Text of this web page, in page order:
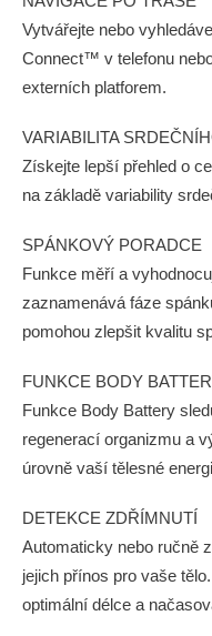
Vytvářejte nebo
Connect™ v telefonu
externích platforem.
VARIABILITA
Získejte lepší přehled o
na základě variability
SPÁNKOVÝ PORADCE
Funkce měří a
zaznamenává fáze
pomohou zlepšit kvalitu
FUNKCE BODY
Funkce Body Battery
regenerací organizmu a
úrovně vaší tělesné
DETEKCE ZDŘÍMNUTÍ
Automaticky nebo ručně
jejich přínos pro vaše
optimální délce a